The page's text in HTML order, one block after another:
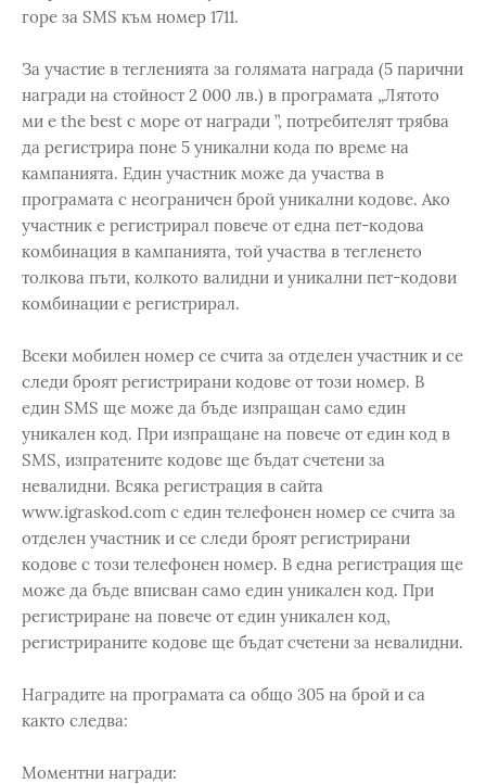
горе за SMS към номер 1711.
За участие в тегленията за голямата награда (5 парични
награди на стойност 2 000 лв.) в програмата „Лятото
ми е the best с море от награди ”, потребителят трябва
да регистрира поне 5 уникални кода по време на
кампанията. Един участник може да участва в
програмата с неограничен брой уникални кодове. Ако
участник е регистрирал повече от една пет-кодова
комбинация в кампанията, той участва в тегленето
толкова пъти, колкото валидни и уникални пет-кодови
комбинации е регистрирал.
Всеки мобилен номер се счита за отделен участник и се
следи броят регистрирани кодове от този номер. В
един SMS ще може да бъде изпращан само един
уникален код. При изпращане на повече от един код в
SMS, изпратените кодове ще бъдат счетени за
невалидни. Всяка регистрация в сайта
www.igraskod.com с един телефонен номер се счита за
отделен участник и се следи броят регистрирани
кодове с този телефонен номер. В една регистрация ще
може да бъде вписван само един уникален код. При
регистриране на повече от един уникален код,
регистрираните кодове ще бъдат счетени за невалидни.
Наградите на програмата са общо 305 на брой и са
както следва:
Моментни награди: